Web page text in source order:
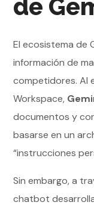
de
El ecosistema de
información de
competidores. Al
Workspace,
documentos y
basarse en un
“instrucciones
Sin embargo, a
chatbot